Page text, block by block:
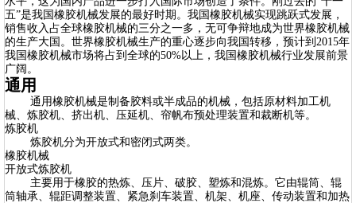
五”是我国橡胶机械发展的最好时期。我国橡胶机械实现跳跃式发展，
销售收入占全球橡胶机械的三分之一多，无可争辩地成为世界橡胶机械
的生产大国。世界橡胶机械生产的重心逐步向我国转移，预计到2015年
我国橡胶机械市场将占到全球的50%以上，我国橡胶机械行业发展前景
广阔。
通用
通用橡胶机械是制备胶料或半成品的机械，包括原材料加工机
械、炼胶机、挤出机、压延机、帘帆布预处理装置和裁断机等。
炼胶机
炼胶机分为开放式和密闭式两类。
橡胶机械
开放式炼胶机
主要用于橡胶的热炼、压片、破胶、塑炼和混炼。它由辊筒、辊
筒轴承、辊距调整装置、紧急刹车装置、机架、机座、传动装置和加热